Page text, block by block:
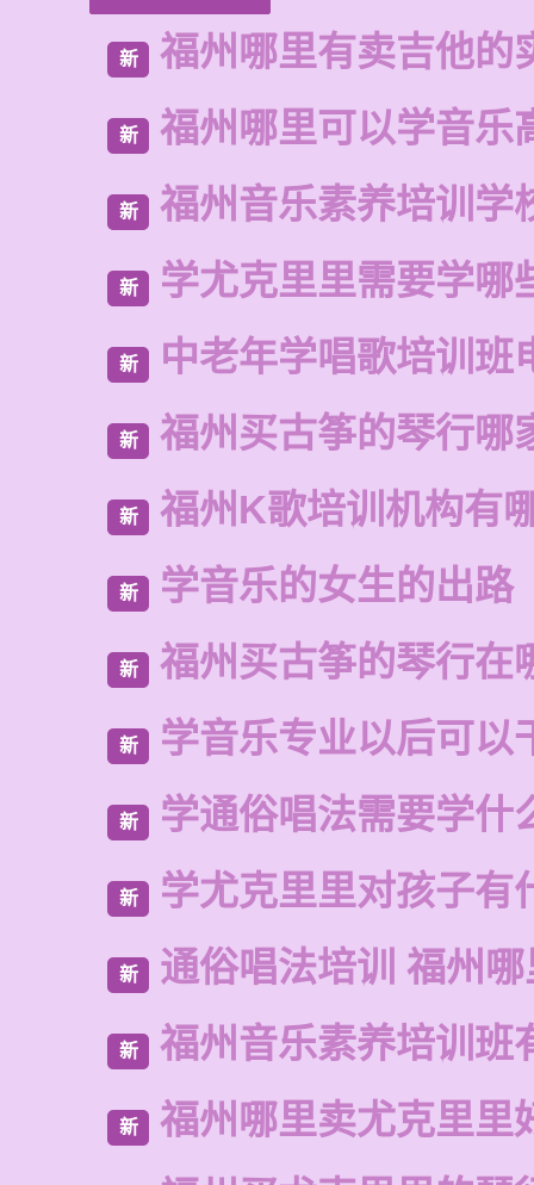
新 福州哪里有卖吉他的
新 福州哪里可以学音乐
新 福州音乐素养培训学
新 学尤克里里需要学哪
新 中老年学唱歌培训班
新 福州买古筝的琴行哪
新 福州K歌培训机构有
新 学音乐的女生的出路
新 福州买古筝的琴行在
新 学音乐专业以后可以
新 学通俗唱法需要学什
新 学尤克里里对孩子有
新 通俗唱法培训 福州
新 福州音乐素养培训班
新 福州哪里卖尤克里里